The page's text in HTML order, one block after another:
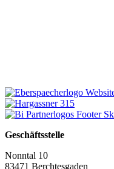
Geschäftsstelle
Nonntal 10
83471 Berchtesgaden